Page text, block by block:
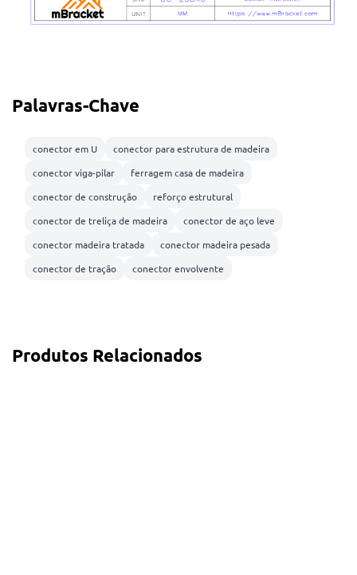
Palavras-Chave
conector em U
conector para estrutura de madeira
conector viga-pilar
ferragem casa de madeira
conector de construção
reforço estrutural
conector de treliça de madeira
conector de aço leve
conector madeira tratada
conector madeira pesada
conector de tração
conector envolvente
Produtos Relacionados